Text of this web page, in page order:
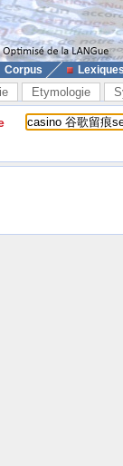
Corpus
Etymologie